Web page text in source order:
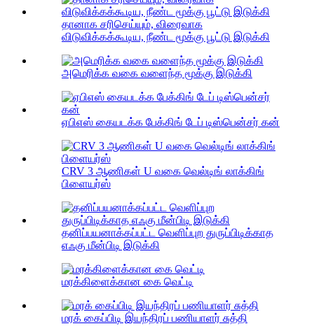
தானாக சரிசெய்யும், விரைவாக
விடுவிக்கக்கூடிய, நீண்ட மூக்கு பூட்டு இடுக்கி
அமெரிக்க வகை வளைந்த மூக்கு இடுக்கி
ஏபிஎஸ் கையடக்க பேக்கிங் டேப் டிஸ்பென்சர் கன்
CRV 3 ஆணிகள் U வகை வெல்டிங் லாக்கிங்
பிளையர்ஸ்
தனிப்பயனாக்கப்பட்ட வெளிப்புற துருப்பிடிக்காத
எஃகு மீன்பிடி இடுக்கி
மரக்கிளைக்கான கை வெட்டி
மரக் கைப்பிடி இயந்திரப் பணியாளர் சுத்தி